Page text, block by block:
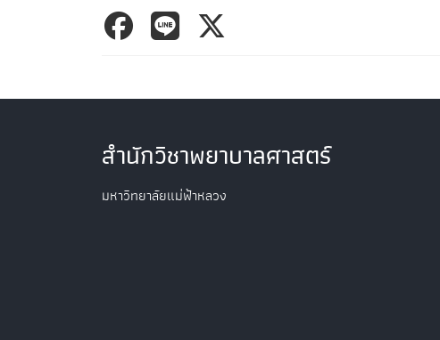
สำนักวิชาพยาบาลศาสตร์
มหาวิทยาลัยแม่ฟ้าหลวง